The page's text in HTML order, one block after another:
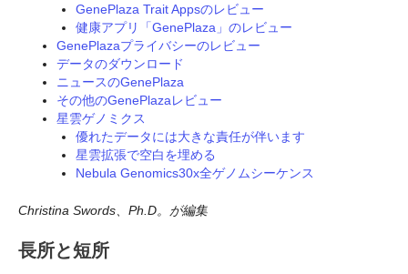
GenePlaza Trait Appsのレビュー
健康アプリ「GenePlaza」のレビュー
GenePlazaプライバシーのレビュー
データのダウンロード
ニュースのGenePlaza
その他のGenePlazaレビュー
星雲ゲノミクス
優れたデータには大きな責任が伴います
星雲拡張で空白を埋める
Nebula Genomics30x全ゲノムシーケンス
Christina Swords、Ph.D。が編集
長所と短所